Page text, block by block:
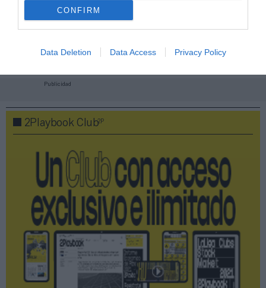
CONFIRM
Data Deletion Data Access Privacy Policy
Publicidad
2Playbook Club2P